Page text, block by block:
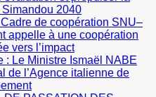
2040
de coopération SNU–
appelle à une coopération
vers l’impact
: Le Ministre Ismaël NABE
de l’Agence italienne de